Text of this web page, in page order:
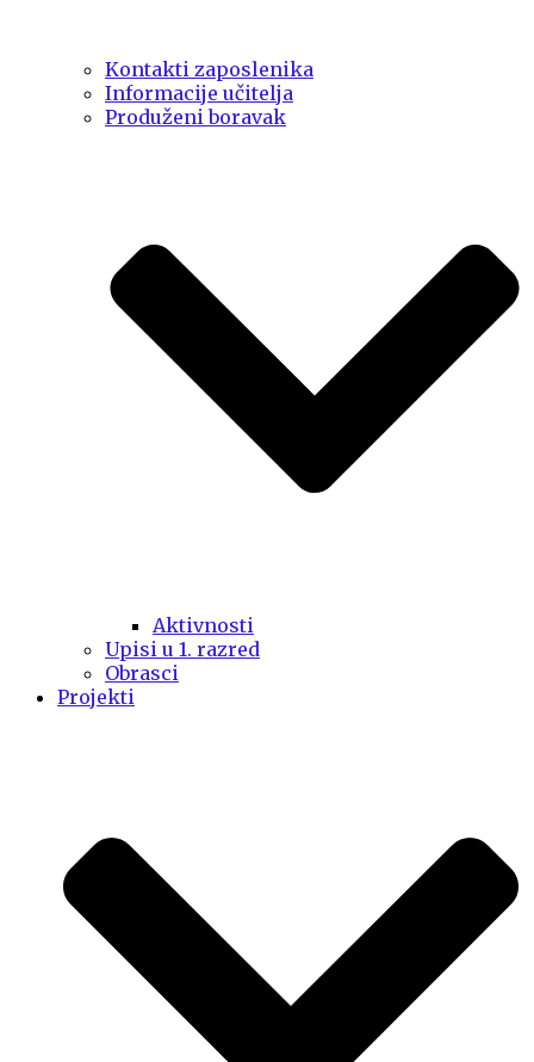
Kontakti zaposlenika
Informacije učitelja
Produženi boravak
Aktivnosti
Upisi u 1. razred
Obrasci
Projekti